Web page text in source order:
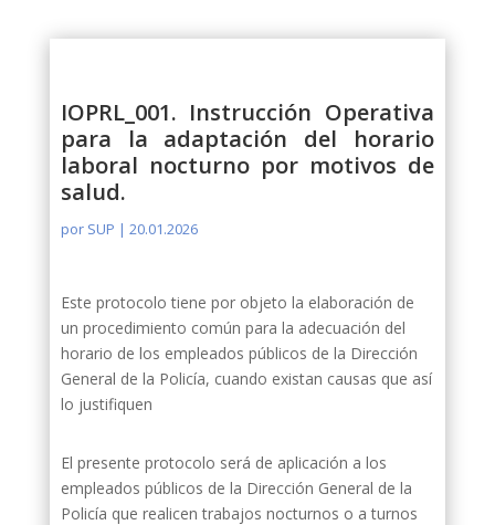
IOPRL_001. Instrucción Operativa
para la adaptación del horario
laboral nocturno por motivos de
salud.
por SUP | 20.01.2026
Este protocolo tiene por objeto la elaboración de
un procedimiento común para la adecuación del
horario de los empleados públicos de la Dirección
General de la Policía, cuando existan causas que así
lo justifiquen
El presente protocolo será de aplicación a los
empleados públicos de la Dirección General de la
Policía que realicen trabajos nocturnos o a turnos